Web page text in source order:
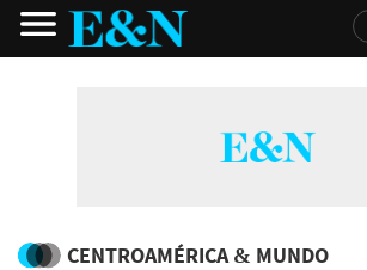
CENTROAMÉRICA & MUNDO